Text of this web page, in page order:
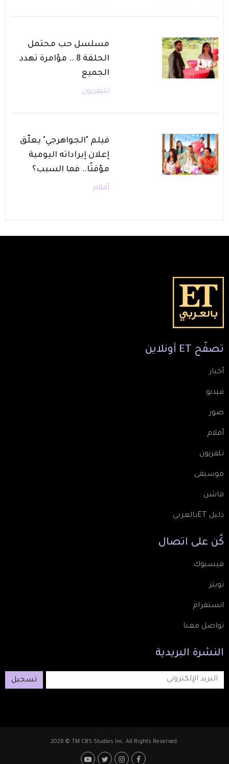
مسلسل حب محتمل
الحلقة 8 .. مؤامرة تهدد
الجميع
تليفزيون
فيلم "الجواهرجي" يعلّق
إعلان إيراداته اليومية
مؤقتًا.. فما السبب؟
أفلام
تصفّح ET أونلاين
أخبار
فيديو
صور
أفلام
تلفزيون
موسيقى
فاشن
دليل ETبالعربي
كُن على اتصال
فيسبوك
تويتر
انستقرام
تواصل معنا
النشرة البريدية
تسجيل
2026 © TM CBS Studios Inc. All Rights Reserved.
Footer: Social Media